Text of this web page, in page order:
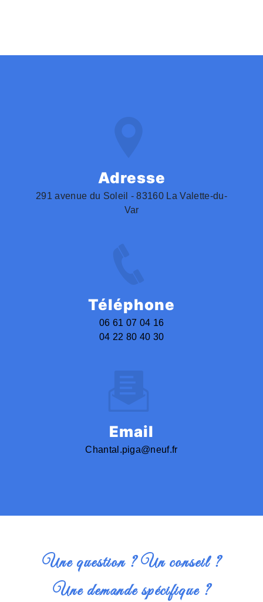
Adresse
291 avenue du Soleil - 83160 La Valette-du-
Var
Téléphone
06 61 07 04 16
04 22 80 40 30
Email
chantal.piga@neuf.fr
Une question ? Un conseil ?
Une demande spécifique ?